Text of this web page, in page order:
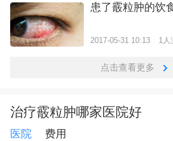
患了霰粒肿的饮
2017-05-31 10:13 1人
点击查看更多
治疗霰粒肿哪家医院好
医院 费用